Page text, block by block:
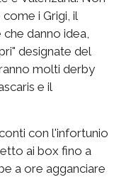
i Grigi, il
danno idea,
designate del
molti derby
e il
con l'infortunio
ai box fino a
a ore agganciare